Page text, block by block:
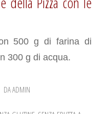
500 g di farina di
300 g di acqua.
DAADMIN